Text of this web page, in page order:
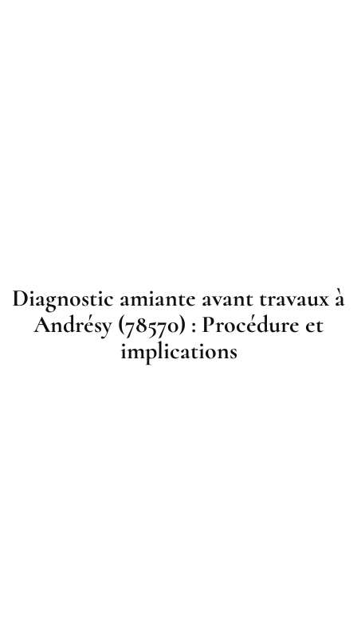
Diagnostic amiante avant travaux à
Andrésy (78570) : Procédure et
implications